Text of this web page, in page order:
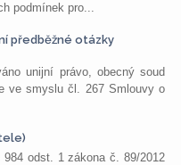
podmínek pro...
předběžné otázky
unijní právo, obecný soud
ve smyslu čl. 267 Smlouvy o
odst. 1 zákona č. 89/2012